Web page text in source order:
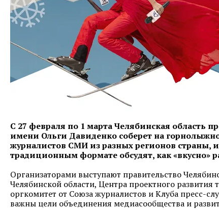
С 27 февраля по 1 марта Челябинская область
имени Ольги Давиденко соберет на
журналистов СМИ из разных регионов страны,
традиционным формате обсудят, как «вкусно»
Организаторами выступают правительство
Челябинской области, Центра проектного
оргкомитет от Союза журналистов и Клуба пресс-
важны цели объединения медиасообщества и